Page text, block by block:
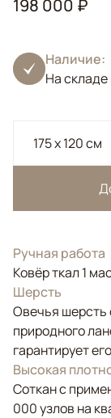
198 000 ₽
Наличие:
На
175 x 120 см
Ручная работа
Ковёр ткал 1
Шерсть
Овечья шерсть
природного
гарантирует
Высокая
Соткан с
000 узлов на